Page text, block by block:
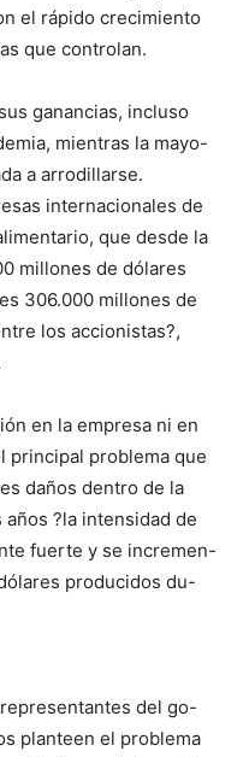
el rápido crecimiento
que controlan.
ganancias, incluso
mientras la mayo-
a arrodillarse.
internacionales de
que desde la
millones de dólares
306.000 millones de
los accionistas?,
en la empresa ni en
principal problema que
daños dentro de la
?la intensidad de
fuerte y se incremen-
producidos du-
del go-
planteen el problema